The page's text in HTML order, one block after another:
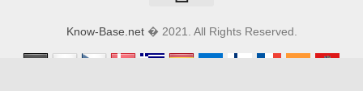
Know-Base.net� 2021. All Rights Reserved.